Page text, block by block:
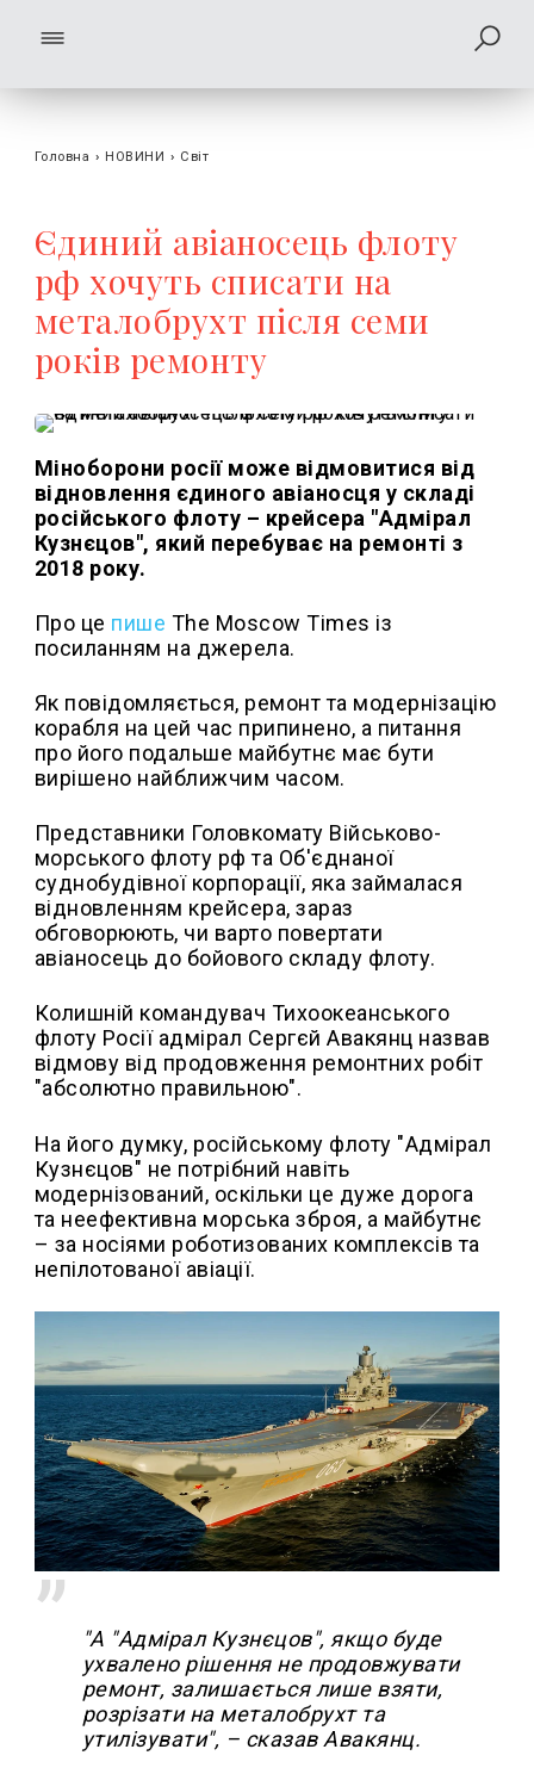
Головна › НОВИНИ › Світ
Єдиний авіаносець флоту
рф хочуть списати на
металобрухт після семи
років ремонту
Міноборони росії може відмовитися від
відновлення єдиного авіаносця у складі
російського флоту – крейсера "Адмірал
Кузнєцов", який перебуває на ремонті з
2018 року.
Про це пише The Moscow Times із
посиланням на джерела.
Як повідомляється, ремонт та модернізацію
корабля на цей час припинено, а питання
про його подальше майбутнє має бути
вирішено найближчим часом.
Представники Головкомату Військово-
морського флоту рф та Об'єднаної
суднобудівної корпорації, яка займалася
відновленням крейсера, зараз
обговорюють, чи варто повертати
авіаносець до бойового складу флоту.
Колишній командувач Тихоокеанського
флоту Росії адмірал Сергєй Авакянц назвав
відмову від продовження ремонтних робіт
"абсолютно правильною".
На його думку, російському флоту "Адмірал
Кузнєцов" не потрібний навіть
модернізований, оскільки це дуже дорога
та неефективна морська зброя, а майбутнє
– за носіями роботизованих комплексів та
непілотованої авіації.
"А "Адмірал Кузнєцов", якщо буде
ухвалено рішення не продовжувати
ремонт, залишається лише взяти,
розрізати на металобрухт та
утилізувати", – сказав Авакянц.